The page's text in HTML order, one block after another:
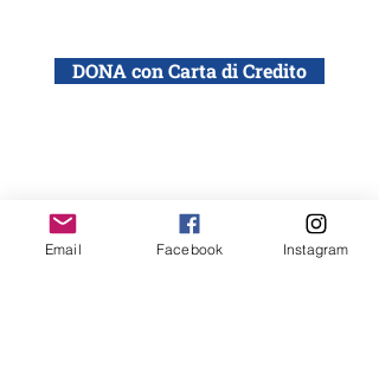
DONA con Carta di Credito
Email Facebook Instagram